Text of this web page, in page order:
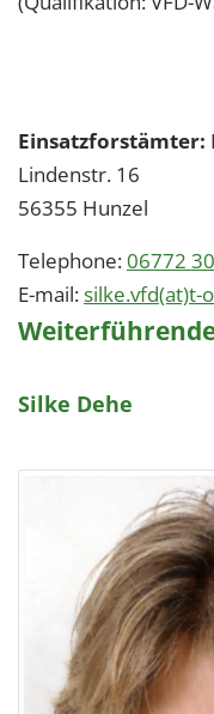
Einsatzforstämter:
Lindenstr. 16
56355 Hunzel
Telephone:06772
E-mail:silke.vfd(at)t-
Silke Dehe